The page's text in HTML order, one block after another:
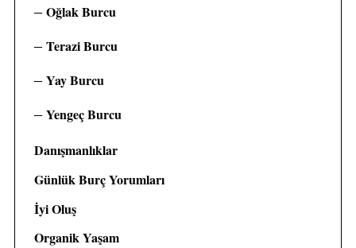
Oğlak Burcu
Terazi Burcu
Yay Burcu
Yengeç Burcu
Danışmanlıklar
Günlük Burç Yorumları
İyi Oluş
Organik Yaşam